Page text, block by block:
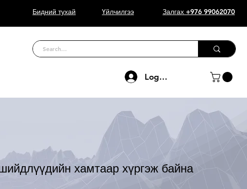
Бидний тухай Үйлчилгээ Залгах +976 99062070
Log In
хамтаар хүргэж байна